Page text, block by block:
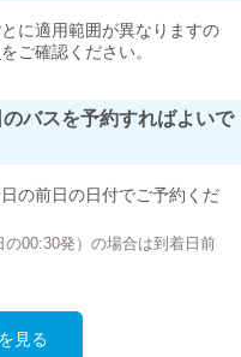
に適用範囲が異なりますの
をご確認ください。
バスを予約すればよいで
の前日の日付でご予約くだ
00:30発）の場合は到着日前
見る